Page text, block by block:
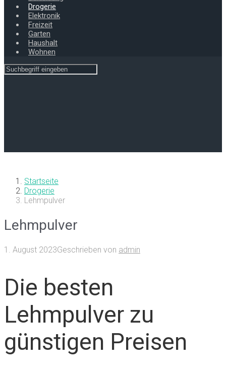
Drogerie
Elektronik
Freizeit
Garten
Haushalt
Wohnen
Startseite
Drogerie
Lehmpulver
Lehmpulver
1. August 2023Geschrieben von admin
Die besten
Lehmpulver zu
günstigen Preisen